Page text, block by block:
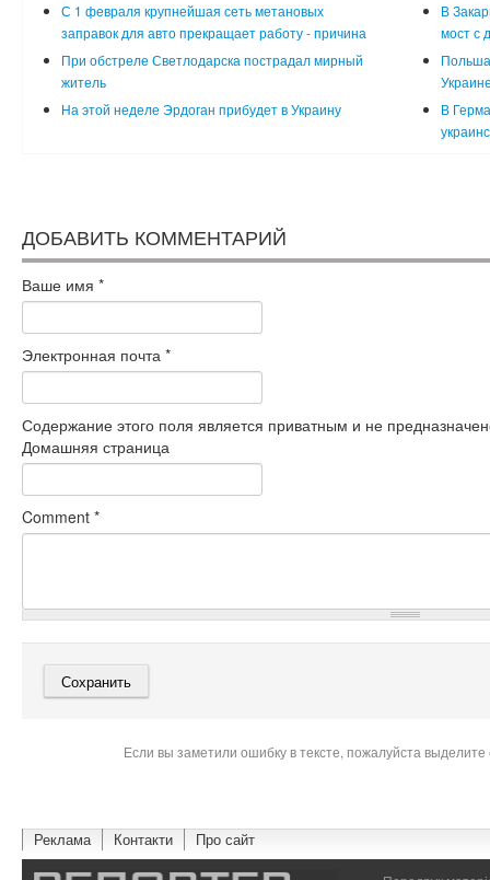
С 1 февраля крупнейшая сеть метановых
заправок для авто прекращает работу - причина
В
мост с
При обстреле Светлодарска пострадал мирный
житель
На этой неделе Эрдоган прибудет в Украину
В
ДОБАВИТЬ КОММЕНТАРИЙ
Ваше имя *
Электронная почта *
Содержание этого поля является приватным и не
Домашняя страница
Comment *
Если вы заметили ошибку в тексте, пожалуйста
Реклама Контакти Про сайт